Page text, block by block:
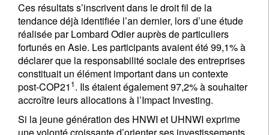
Ces résultats s’inscrivent dans le droit fil de la
tendance déjà identifiée l’an dernier, lors d’une étude
réalisée par Lombard Odier auprès de particuliers
fortunés en Asie. Les participants avaient été 99,1% à
déclarer que la responsabilité sociale des entreprises
constituait un élément important dans un contexte
post-COP21 1. Ils étaient également 97,2% à souhaiter
accroître leurs allocations à l’Impact Investing.
Si la jeune génération des HNWI et UHNWI exprime